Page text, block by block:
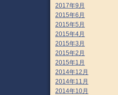
2017年9月
2015年6月
2015年5月
2015年4月
2015年3月
2015年2月
2015年1月
2014年12月
2014年11月
2014年10月